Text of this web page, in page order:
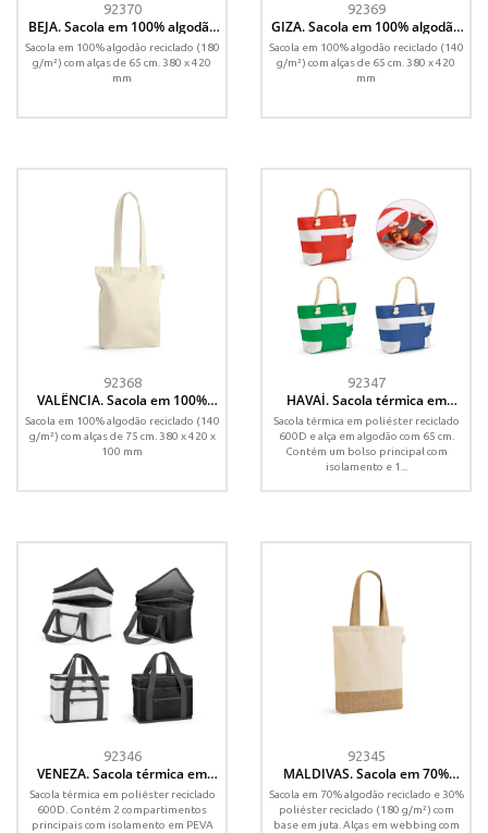
92370
BEJA. Sacola em 100% algodão
reciclado (180 g/m²)
Sacola em 100% algodão reciclado (180
g/m²) com alças de 65 cm. 380 x 420
mm
92369
GIZA. Sacola em 100% algodão
reciclado (140 g/m²)
Sacola em 100% algodão reciclado (140
g/m²) com alças de 65 cm. 380 x 420
mm
92368
VALÊNCIA. Sacola em 100%
algodão reciclado (140 g/m²)
Sacola em 100% algodão reciclado (140
g/m²) com alças de 75 cm. 380 x 420 x
100 mm
92347
HAVAÍ. Sacola térmica em
poliéster reciclado 600D 16 L
Sacola térmica em poliéster reciclado
600D e alça em algodão com 65 cm.
Contém um bolso principal com
isolamento e 1...
92346
VENEZA. Sacola térmica em
poliéster reciclado 600D com
isolamento em PEVA 9 5 L
Sacola térmica em poliéster reciclado
600D. Contém 2 compartimentos
principais com isolamento em PEVA
92345
MALDIVAS. Sacola em 70%
algodão reciclado e 30%
poliéster reciclado (180 g/m²)
com base em juta
Sacola em 70% algodão reciclado e 30%
poliéster reciclado (180 g/m²) com
base em juta. Alças em webbing com